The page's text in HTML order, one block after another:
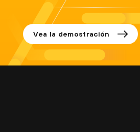
Vea la demostración